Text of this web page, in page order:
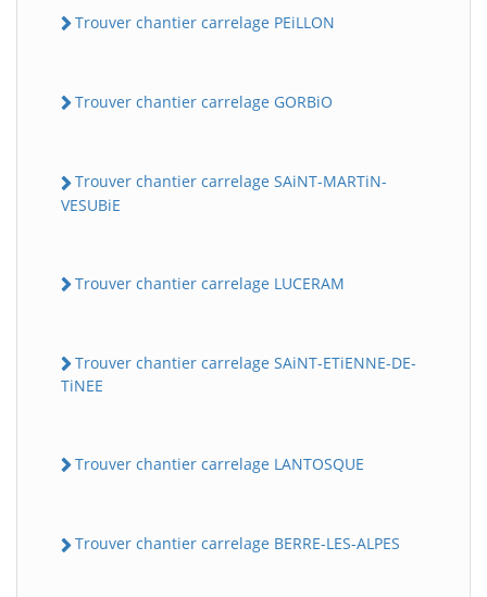
Trouver chantier carrelage PEiLLON
Trouver chantier carrelage GORBiO
Trouver chantier carrelage SAiNT-MARTiN-
VESUBiE
Trouver chantier carrelage LUCERAM
Trouver chantier carrelage SAiNT-ETiENNE-DE-
TiNEE
Trouver chantier carrelage LANTOSQUE
Trouver chantier carrelage BERRE-LES-ALPES